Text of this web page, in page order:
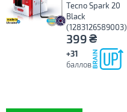
Tecno Spark 20
Black
(1283126589003)
399₴
+31
баллов